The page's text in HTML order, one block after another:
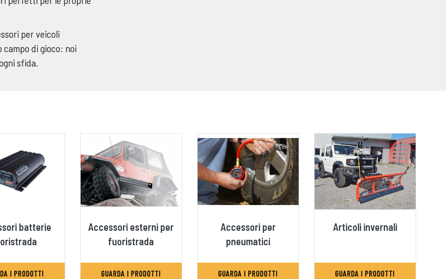
per veicoli
di gioco: noi
sfida.
batterie
I PRODOTTI
Accessori esterni per
fuoristrada
GUARDA I PRODOTTI
Accessori per
pneumatici
GUARDA I PRODOTTI
Articoli invernali
GUARDA I PRODOTTI